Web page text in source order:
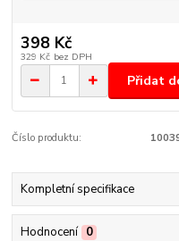
398 Kč
329 Kč bez DPH
Přidat
Číslo produktu:
Kompletní specifikace
Hodnocení 0